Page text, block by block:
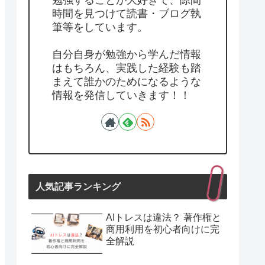
時間を見つけて読書・ブログ執
筆等をしています。
自分自身が勉強から学んだ情報
はもちろん、実践した経験も踏
まえて誰かのためになるような
情報を発信していきます！！
人気記事ランキング
AIトレスは違法？ 著作権と
商用利用を初心者向けに完
全解説